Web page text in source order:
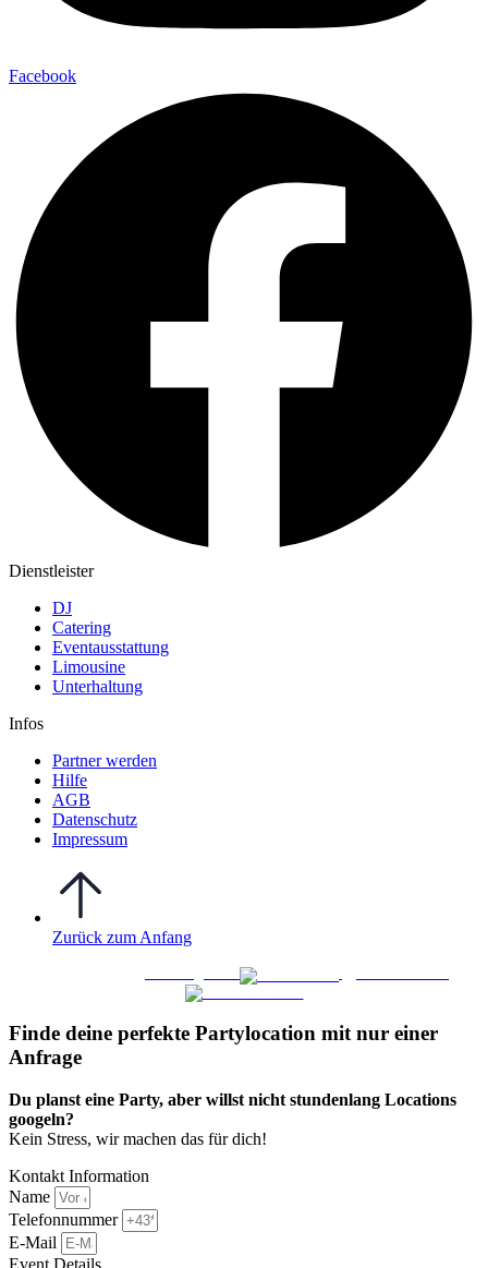
Facebook
Dienstleister
DJ
Catering
Eventausstattung
Limousine
Unterhaltung
Infos
Partner werden
Hilfe
AGB
Datenschutz
Impressum
Zurück zum Anfang
Finde deine perfekte Partylocation mit nur einer
Anfrage​
Du planst eine Party, aber willst nicht stundenlang Locations
googeln?
Kein Stress, wir machen das für dich!
Kontakt Information
Name
Telefonnummer
E-Mail
Event Details